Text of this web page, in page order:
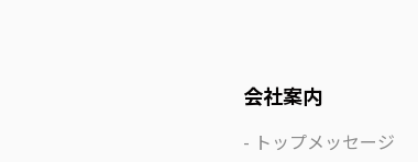
会社案内
トップメッセージ